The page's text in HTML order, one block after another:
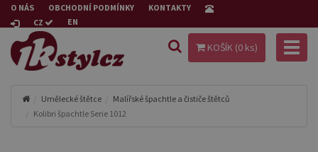
O NÁS OBCHODNÍ PODMÍNKY
KONTAKTY
CZ
EN
KOŠÍK (0 ks)
Umělecké štětce
Malířské špachtle a čističe štětců
Kolibri špachtle Serie 1012